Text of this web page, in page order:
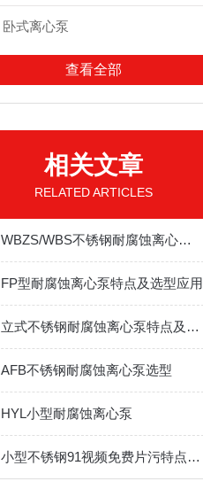
卧式离心泵
查看全部
相关文章
RELATED ARTICLES
WBZS/WBS不锈钢耐腐蚀离心泵安装尺寸图
FP型耐腐蚀离心泵特点及选型应用
立式不锈钢耐腐蚀离心泵特点及选型
AFB不锈钢耐腐蚀离心泵选型
HYL小型耐腐蚀离心泵
小型不锈钢91视频免费片污特点及选型应用